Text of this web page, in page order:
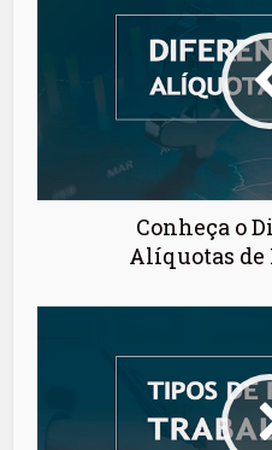
Conheça o
Alíquotas de